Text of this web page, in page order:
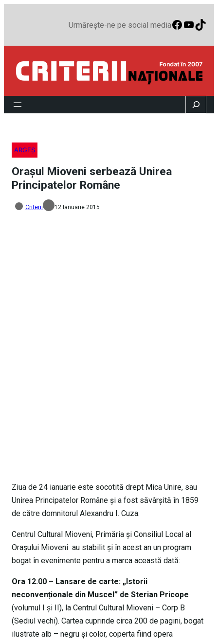
Urmărește-ne pe social media
Search
ARGEȘ
Orașul Mioveni serbează Unirea
Principatelor Române
Criterii 12 Ianuarie 2015
Ziua de 24 ianuarie este socotită drept Mica Unire, sau
Unirea Principatelor Române și a fost săvârșită în 1859
de către domnitorul Alexandru I. Cuza.
Centrul Cultural Mioveni, Primăria și Consiliul Local al
Orașului Mioveni au stabilit și în acest an un program
bogat în evenimente pentru a marca această dată:
Ora 12.00 – Lansare de carte: „Istorii
neconvenționale din Muscel” de Sterian Pricope
(volumul I și II), la Centrul Cultural Mioveni – Corp B
(Sediul vechi). Cartea cuprinde circa 200 de pagini, bogat
ilustrate alb – negru şi color, coperta fiind opera